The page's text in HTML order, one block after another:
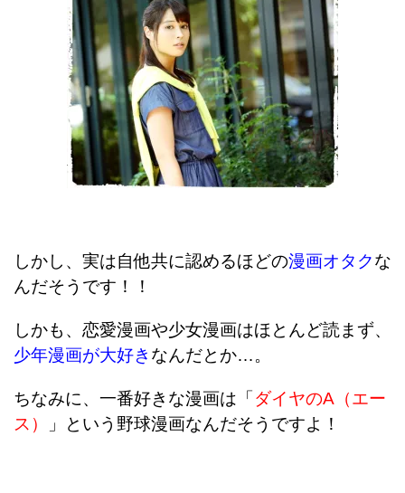
しかし、実は自他共に認めるほどの漫画オタクな
んだそうです！！
しかも、恋愛漫画や少女漫画はほとんど読まず、
少年漫画が大好き なんだとか…。
ちなみに、一番好きな漫画は「ダイヤのA（エー
ス）
」という野球漫画なんだそうですよ！